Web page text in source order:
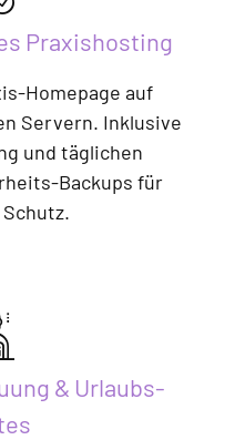
Praxishosting
Homepage auf
Servern. Inklusive
und täglichen
Backups für
& Urlaubs-